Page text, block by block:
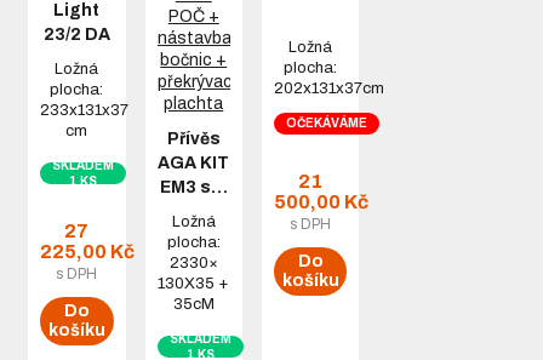
Light
23/2 DA
Ložná
plocha:
233x131x37
cm
SKLADEM
1 KS
27
225,00 Kč
s DPH
Do
košíku
Přívěs
AGA KIT
EM3 s…
Ložná
plocha:
2330×
130X35 +
35cM
SKLADEM
1 KS
Ložná
plocha:
202x131x37cm
OČEKÁVÁME
21
500,00 Kč
s DPH
Do
košíku